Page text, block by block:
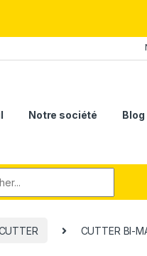
Notre société Blog
CUTTER BI-